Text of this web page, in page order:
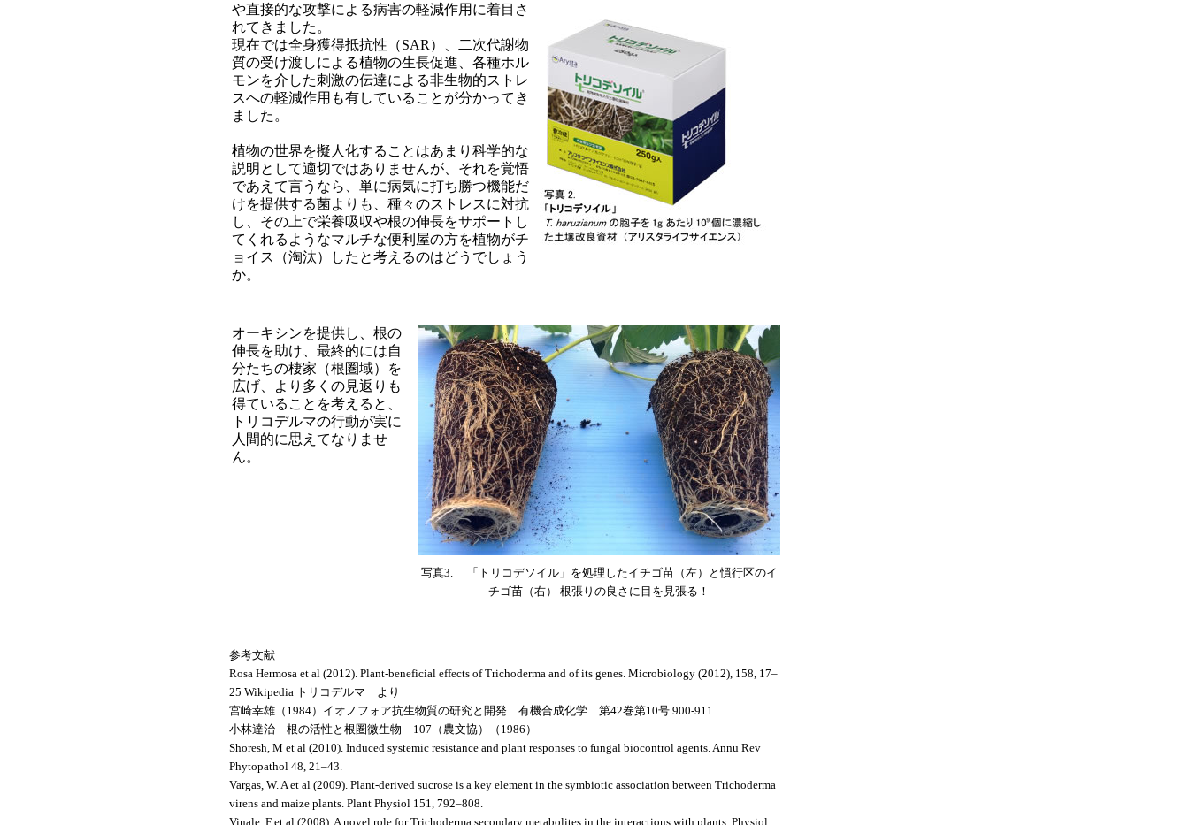
や直接的な攻撃による病害の軽減作用に着目さ
れてきました。
現在では全身獲得抵抗性（SAR）、二次代謝物
質の受け渡しによる植物の生長促進、各種ホル
モンを介した刺激の伝達による非生物的ストレ
スへの軽減作用も有していることが分かってき
ました。
植物の世界を擬人化することはあまり科学的な
説明として適切ではありませんが、それを覚悟
であえて言うなら、単に病気に打ち勝つ機能だ
けを提供する菌よりも、種々のストレスに対抗
し、その上で栄養吸収や根の伸長をサポートし
てくれるようなマルチな便利屋の方を植物がチ
ョイス（淘汰）したと考えるのはどうでしょう
か。
オーキシンを提供し、根の
伸長を助け、最終的には自
分たちの棲家（根圏域）を
広げ、より多くの見返りも
得ていることを考えると、
トリコデルマの行動が実に
人間的に思えてなりませ
ん。
写真3. 「トリコデソイル」を処理したイチゴ苗（左）と慣行区のイ
チゴ苗（右） 根張りの良さに目を見張る！
参考文献
Rosa Hermosa et al (2012). Plant-beneficial effects of Trichoderma and of its genes. Microbiology (2012), 158, 17–
25 Wikipedia トリコデルマ より
宮崎幸雄（1984）イオノフォア抗生物質の研究と開発 有機合成化学 第42巻第10号 900-911.
小林達治 根の活性と根圏微生物 107（農文協）（1986）
Shoresh, M et al (2010). Induced systemic resistance and plant responses to fungal biocontrol agents. Annu Rev
Phytopathol 48, 21–43.
Vargas, W. A et al (2009). Plant-derived sucrose is a key element in the symbiotic association between Trichoderma
virens and maize plants. Plant Physiol 151, 792–808.
Vinale, F et al (2008). A novel role for Trichoderma secondary metabolites in the interactions with plants. Physiol